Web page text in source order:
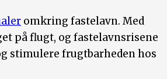
omkring fastelavn. Med
på flugt, og fastelavnsrisene
stimulere frugtbarheden hos